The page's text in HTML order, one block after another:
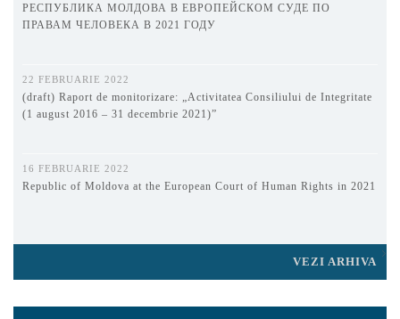
РЕСПУБЛИКА МОЛДОВА В ЕВРОПЕЙСКОМ СУДЕ ПО
ПРАВАМ ЧЕЛОВЕКА В 2021 ГОДУ
22 FEBRUARIE 2022
(draft) Raport de monitorizare: „Activitatea Consiliului de Integritate
(1 august 2016 – 31 decembrie 2021)”
16 FEBRUARIE 2022
Republic of Moldova at the European Court of Human Rights in 2021
VEZI ARHIVA